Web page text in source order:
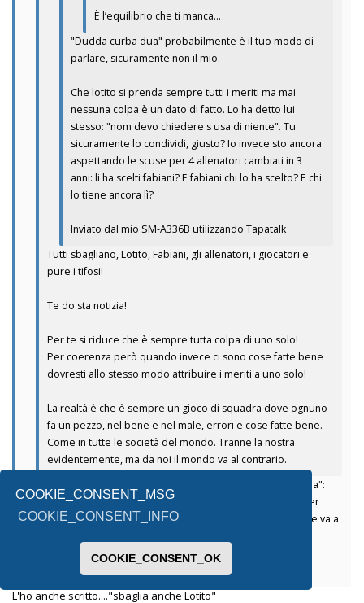
COOKIE_CONSENT_MSG
COOKIE_CONSENT_INFO
COOKIE_CONSENT_OK
È l’equilibrio che ti manca…
"Dudda curba dua" probabilmente è il tuo modo di
parlare, sicuramente non il mio.
Che lotito si prenda sempre tutti i meriti ma mai
nessuna colpa è un dato di fatto. Lo ha detto lui
stesso: "nom devo chiedere s usa di niente". Tu
sicuramente lo condividi, giusto? Io invece sto ancora
aspettando le scuse per 4 allenatori cambiati in 3
anni: li ha scelti fabiani? E fabiani chi lo ha scelto? E chi
lo tiene ancora lì?
Inviato dal mio SM-A336B utilizzando Tapatalk
Tutti sbagliano, Lotito, Fabiani, gli allenatori, i giocatori e
pure i tifosi!
Te do sta notizia!
Per te si riduce che è sempre tutta colpa di uno solo!
Per coerenza però quando invece ci sono cose fatte bene
dovresti allo stesso modo attribuire i meriti a uno solo!
La realtà è che è sempre un gioco di squadra dove ognuno
fa un pezzo, nel bene e nel male, errori e cose fatte bene.
Come in tutte le società del mondo. Tranne la nostra
evidentemente, ma da noi il mondo va al contrario.
Non hai capito. Il punto non è che per me "è sempre colpa sua":
non lho detto e neanche lo penso. Il punto è che, per lui (e per
molti come te), NON È MAI colpa sua. Neanche quando la nave va a
Inviato dal mio SM-A336B utilizzando Tapatalk
L'ho anche scritto...."sbaglia anche Lotito"